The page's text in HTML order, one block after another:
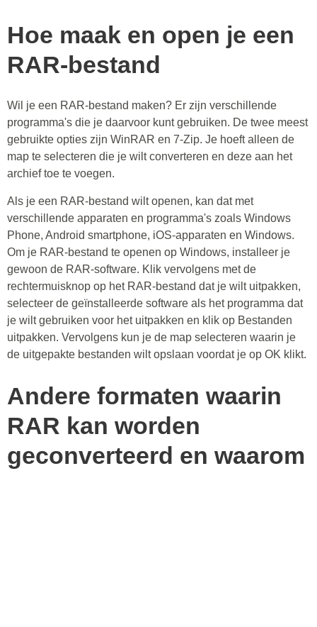
Hoe maak en open je een
RAR-bestand
Wil je een RAR-bestand maken? Er zijn verschillende
programma's die je daarvoor kunt gebruiken. De twee meest
gebruikte opties zijn WinRAR en 7-Zip. Je hoeft alleen de
map te selecteren die je wilt converteren en deze aan het
archief toe te voegen.
Als je een RAR-bestand wilt openen, kan dat met
verschillende apparaten en programma's zoals Windows
Phone, Android smartphone, iOS-apparaten en Windows.
Om je RAR-bestand te openen op Windows, installeer je
gewoon de RAR-software. Klik vervolgens met de
rechtermuisknop op het RAR-bestand dat je wilt uitpakken,
selecteer de geïnstalleerde software als het programma dat
je wilt gebruiken voor het uitpakken en klik op Bestanden
uitpakken. Vervolgens kun je de map selecteren waarin je
de uitgepakte bestanden wilt opslaan voordat je op OK klikt.
Andere formaten waarin
RAR kan worden
geconverteerd en waarom